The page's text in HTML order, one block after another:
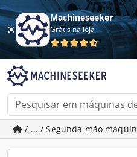
Machineseeker
Grátis na loja
/ ... / Segunda mão